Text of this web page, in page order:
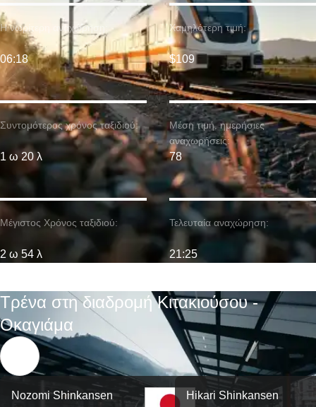
Συντομότερος χρόνος ταξιδιού:
1 ω 20 λ
Η νωρίτερη αναχώρηση:
06:18
Μέγιστος Χρόνος ταξιδιού:
2 ω 54 λ
Χαμηλότερη τιμή:
$109
Μέση τιμή. ημερήσιες
αναχωρήσεις:
78
Τελευταία αναχώρηση:
21:25
Τρένα στη διαδρομή Κιτακιούσου -
Οκαγιάμα
Nozomi Shinkansen Hikari Shinkansen